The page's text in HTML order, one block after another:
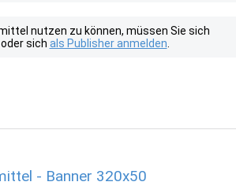
nutzen zu können, müssen Sie sich
sich als Publisher anmelden
- Banner 320x50